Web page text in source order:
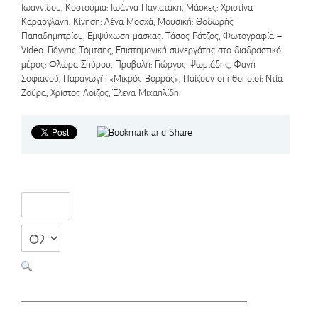
Ιωαννίδου, Κοστούμια: Ιωάννα Παγιατάκη, Μάσκες: Χριστίνα
Καραογλάνη, Κίνηση: Λένα Μοσχά, Μουσική: Θοδωρής
Παπαδημητρίου, Εμψύχωση μάσκας: Τάσος Ράτζος, Φωτογραφία –
Video: Γιάννης Τόμτσης, Επιστημονική συνεργάτης στο διαδραστικό
μέρος: Φλώρα Σπύρου, Προβολή: Γιώργος Ψωμιάδης, Φανή
Σοφιανού, Παραγωγή: «Μικρός Βορράς», Παίζουν οι ηθοποιοί: Ντία
Ζούρα, Χρίστος Λοϊζος, Έλενα Μιχαηλίδη